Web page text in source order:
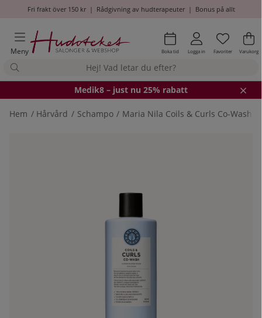
Fri frakt över 150 kr| Rådgivning av hudterapeuter| Bonus på allt
Meny Boka tid Logga in Antal i
.
Favoriter .
Varukorg
Medik8 – just nu 25% rabatt
Hem Hårvård Schampo Maria Nila Coils & Curls Co-Wash